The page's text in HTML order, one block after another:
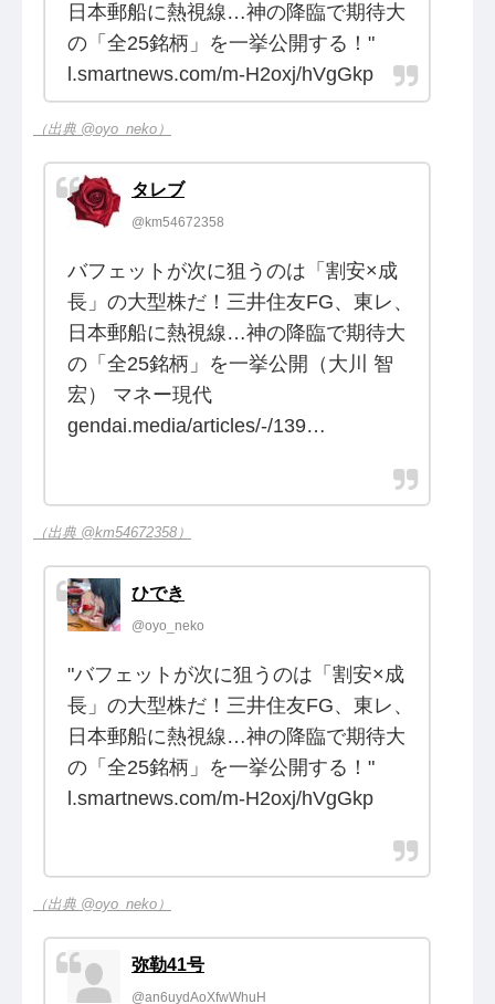
日本郵船に熱視線…神の降臨で期待大
の「全25銘柄」を一挙公開する！"
l.smartnews.com/m-H2oxj/hVgGkp
（出典 @oyo_neko）
タレブ
@km54672358
バフェットが次に狙うのは「割安×成
長」の大型株だ！三井住友FG、東レ、
日本郵船に熱視線…神の降臨で期待大
の「全25銘柄」を一挙公開（大川 智
宏） マネー現代
gendai.media/articles/-/139…
（出典 @km54672358）
ひでき
@oyo_neko
"バフェットが次に狙うのは「割安×成
長」の大型株だ！三井住友FG、東レ、
日本郵船に熱視線…神の降臨で期待大
の「全25銘柄」を一挙公開する！"
l.smartnews.com/m-H2oxj/hVgGkp
（出典 @oyo_neko）
弥勒41号
@an6uydAoXfwWhuH